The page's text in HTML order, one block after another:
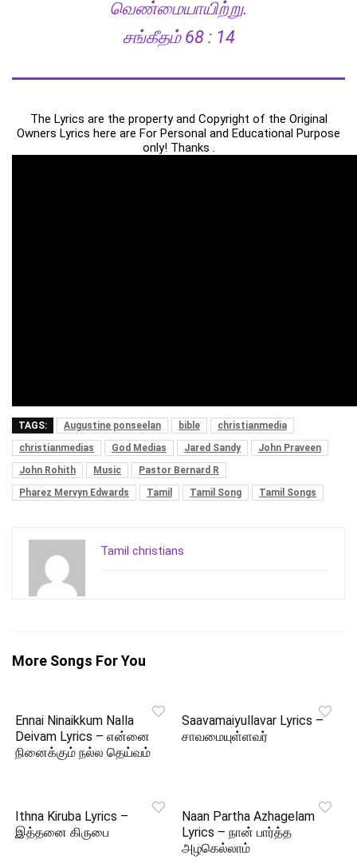
வெண்மையாயிற்று.
சங்கீதம் 68 : 14
The Lyrics are the property and Copyright of the Original
Owners Lyrics here are For Personal and Educational Purpose
only! Thanks .
TAGS: Augustine ponseelan bible
christianmedia
christianmedias
God Medias Jared Sandy
John Praveen
John Rohith
Music
Pastor Bernard R
Pharez Mervyn Edwards
Tamil Tamil Song Tamil Songs
Tamil christians
More Songs For You
Ennai Ninaikkum Nalla
Deivam Lyrics – என்னை
நினைக்கும் நல்ல தெய்வம்
Saavamaiyullavar Lyrics –
சாவமையுள்ளவர்
Ithna Kiruba Lyrics –
இத்தனை கிருபை
Naan Partha Azhagelam
Lyrics – நான் பார்த்த
அழகெல்லாம்